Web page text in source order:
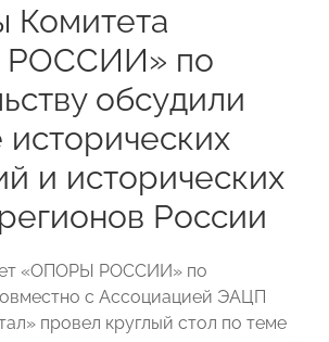
Комитета
по
обсудили
исторических
и исторических
России
«ОПОРЫ РОССИИ» по
с Ассоциацией ЭАЦП
провел круглый стол по теме